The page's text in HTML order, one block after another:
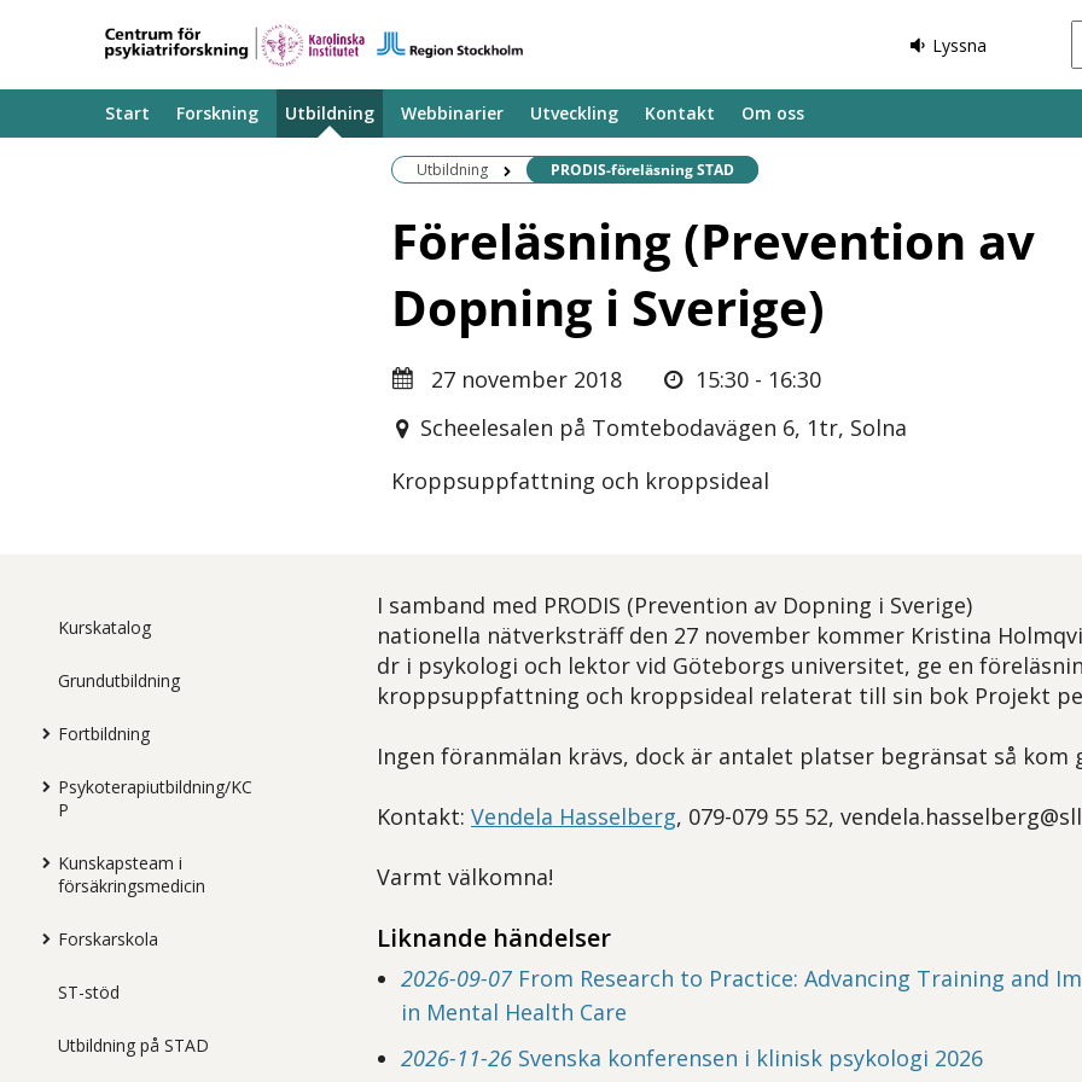
Lyssna
Start Forskning Utbildning Webbinarier Utveckling Kontakt Om oss
Utbildning Befintlig sida:
PRODIS-föreläsning STAD
Föreläsning (Prevention av
Dopning i Sverige)
27 november 2018
15:30 - 16:30
Scheelesalen på Tomtebodavägen 6, 1tr, Solna
Kroppsuppfattning och kroppsideal
Kurskatalog
Grundutbildning
Fortbildning
Psykoterapiutbildning/KC
P
Kunskapsteam i
försäkringsmedicin
Forskarskola
ST-stöd
Utbildning på STAD
I samband med PRODIS (Prevention av Dopning i Sverige)
nationella nätverksträff den 27 november kommer Kristina
dr i psykologi och lektor vid Göteborgs universitet, ge en
kroppsuppfattning och kroppsideal relaterat till sin bok Projekt
Ingen föranmälan krävs, dock är antalet platser begränsat så kom
Kontakt:Vendela Hasselberg, 079-079 55 52,
Varmt välkomna!
Liknande händelser
2026-09-07 From Research to Practice: Advancing Training and
in Mental Health Care
2026-11-26 Svenska konferensen i klinisk psykologi 2026